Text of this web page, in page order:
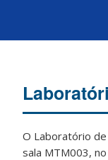
O Laboratório
sala MTM003,